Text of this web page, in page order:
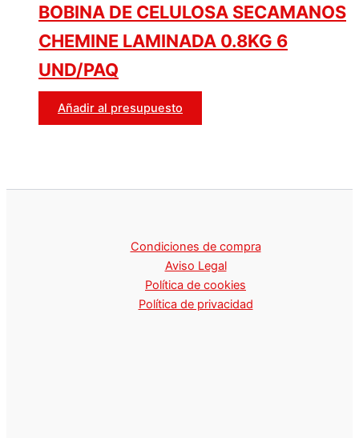
BOBINA DE CELULOSA SECAMANOS
CHEMINE LAMINADA 0.8KG 6
UND/PAQ
Añadir al presupuesto
Condiciones de compra
Aviso Legal
Política de cookies
Política de privacidad